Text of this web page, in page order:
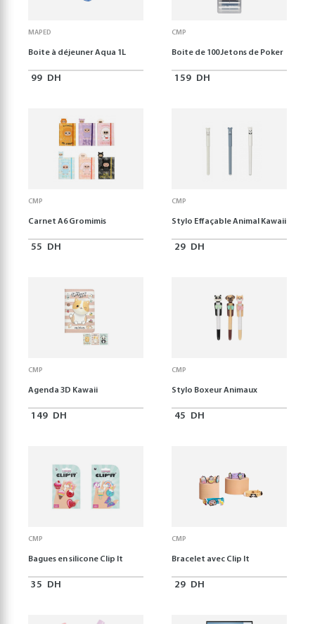
MAPED
Boite à déjeuner Aqua 1L
99 DH
CMP
Boite de 100 Jetons de Poker
159 DH
CMP
Carnet A6 Gromimis
55 DH
CMP
Stylo Effaçable Animal Kawaii
29 DH
CMP
Agenda 3D Kawaii
149 DH
CMP
Stylo Boxeur Animaux
45 DH
CMP
Bagues en silicone Clip It
35 DH
CMP
Bracelet avec Clip It
29 DH